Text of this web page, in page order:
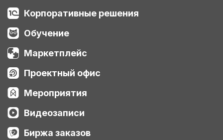
Корпоративные решения
Обучение
Маркетплейс
Проектный офис
Мероприятия
Видеозаписи
Биржа заказов